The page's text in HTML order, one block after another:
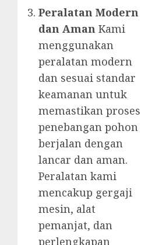
Peralatan Modern
dan Aman Kami
menggunakan
peralatan modern
dan sesuai standar
keamanan untuk
memastikan proses
penebangan pohon
berjalan dengan
lancar dan aman.
Peralatan kami
mencakup gergaji
mesin, alat
pemanjat, dan
perlengkapan